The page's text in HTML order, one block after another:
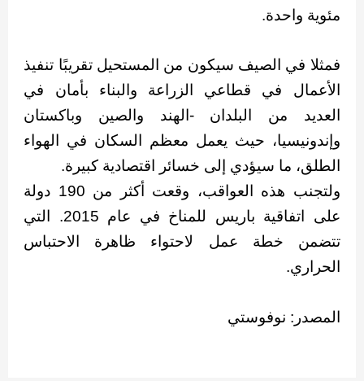
مئوية واحدة.
فمثلا في الصيف سيكون من المستحيل تقريبًا تنفيذ
الأعمال في قطاعي الزراعة والبناء بأمان في
العديد من البلدان -الهند والصين وباكستان
وإندونيسيا، حيث يعمل معظم السكان في الهواء
الطلق، ما سيؤدي إلى خسائر اقتصادية كبيرة.
ولتجنب هذه العواقب، وقعت أكثر من 190 دولة
على اتفاقية باريس للمناخ في عام 2015. التي
تتضمن خطة عمل لاحتواء ظاهرة الاحتباس
الحراري.
المصدر: نوفوستي